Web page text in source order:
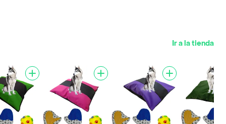
Ir a la tienda